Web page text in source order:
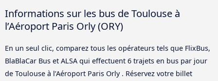
Informations sur les bus de Toulouse à
l’Aéroport Paris Orly (ORY)
En un seul clic, comparez tous les opérateurs tels que FlixBus,
BlaBlaCar Bus et ALSA qui effectuent 6 trajets en bus par jour
de Toulouse à l’Aéroport Paris Orly . Réservez votre billet